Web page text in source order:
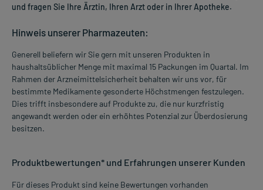
und fragen Sie Ihre Ärztin, Ihren Arzt oder in Ihrer Apotheke.
Hinweis unserer Pharmazeuten:
Generell beliefern wir Sie gern mit unseren Produkten in
haushaltsüblicher Menge mit maximal 15 Packungen im Quartal. Im
Rahmen der Arzneimittelsicherheit behalten wir uns vor, für
bestimmte Medikamente gesonderte Höchstmengen festzulegen.
Dies trifft insbesondere auf Produkte zu, die nur kurzfristig
angewandt werden oder ein erhöhtes Potenzial zur Überdosierung
besitzen.
Produktbewertungen* und Erfahrungen unserer Kunden
Für dieses Produkt sind keine Bewertungen vorhanden